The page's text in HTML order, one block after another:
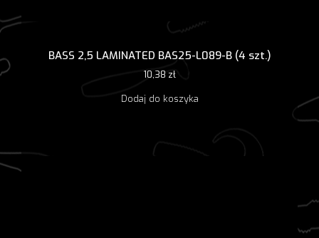
BASS 2,5 LAMINATED BAS25-L089-B (4 szt.)
10,38 zł
Dodaj do koszyka